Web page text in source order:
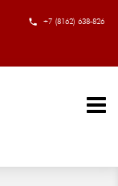
+7 (8162) 638-826